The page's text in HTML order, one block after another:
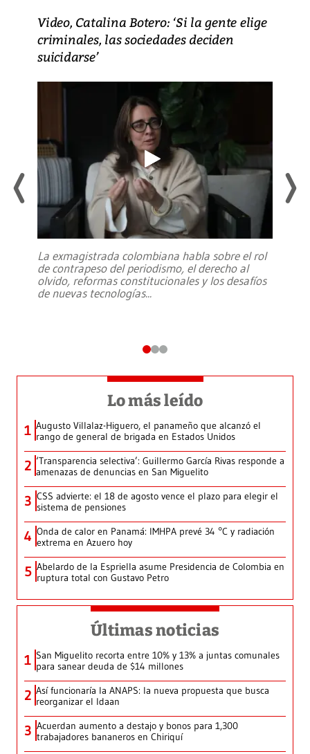
Video, Catalina Botero: ‘Si la gente elige
criminales, las sociedades deciden
suicidarse’
La exmagistrada colombiana habla sobre el rol
de contrapeso del periodismo, el derecho al
olvido, reformas constitucionales y los desafíos
de nuevas tecnologías...
Lo más leído
1 Augusto Villalaz-Higuero, el panameño que alcanzó el
rango de general de brigada en Estados Unidos
2 ‘Transparencia selectiva’: Guillermo García Rivas responde a
amenazas de denuncias en San Miguelito
3 CSS advierte: el 18 de agosto vence el plazo para elegir el
sistema de pensiones
4 Onda de calor en Panamá: IMHPA prevé 34 °C y radiación
extrema en Azuero hoy
5 Abelardo de la Espriella asume Presidencia de Colombia en
ruptura total con Gustavo Petro
Últimas noticias
1 San Miguelito recorta entre 10% y 13% a juntas comunales
para sanear deuda de $14 millones
2 Así funcionaría la ANAPS: la nueva propuesta que busca
reorganizar el Idaan
3 Acuerdan aumento a destajo y bonos para 1,300
trabajadores bananeros en Chiriquí